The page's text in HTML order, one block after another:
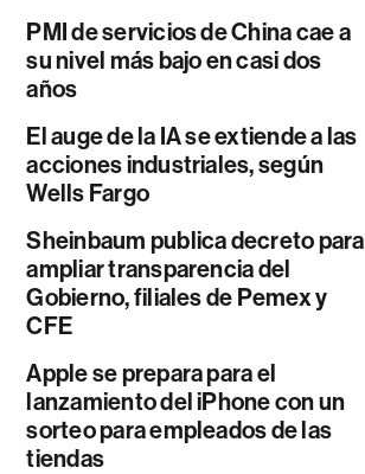
PMI de servicios de China cae a
su nivel más bajo en casi dos
años
El auge de la IA se extiende a las
acciones industriales, según
Wells Fargo
Sheinbaum publica decreto para
ampliar transparencia del
Gobierno, filiales de Pemex y
CFE
Apple se prepara para el
lanzamiento del iPhone con un
sorteo para empleados de las
tiendas